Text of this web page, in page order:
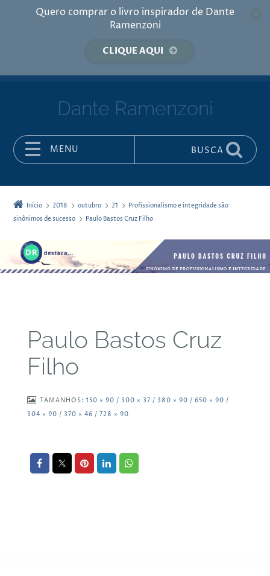
Quero comprar o livro inspirador de Dante
Ramenzoni
CLIQUE AQUI
Dante Ramenzoni
MENU BUSCA
Início 2018 outubro 21
Profissionalismo e integridade são
sinônimos de sucesso
Paulo Bastos Cruz Filho
Paulo Bastos Cruz
Filho
TAMANHOS: 150 × 90 / 300 × 37 / 380 × 90 / 650 × 90 /
304 × 90 / 370 × 46 / 728 × 90